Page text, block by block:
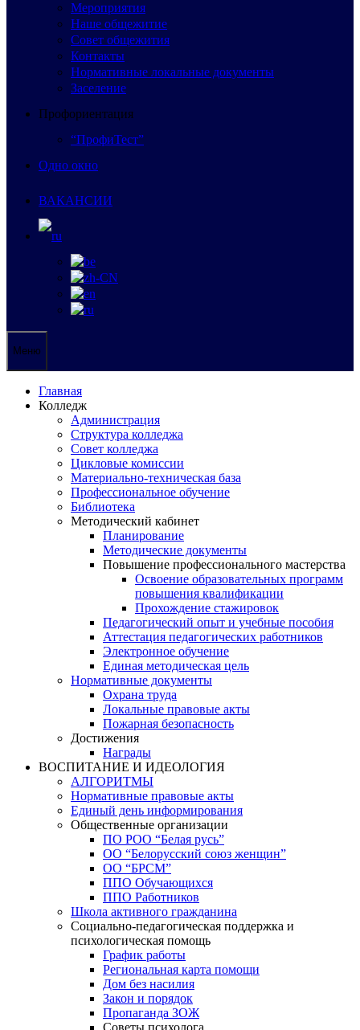
Мероприятия
Наше общежитие
Совет общежития
Контакты
Нормативные локальные документы
Заселение
Профориентация
“ПрофиТест”
Одно окно
ВАКАНСИИ
Меню
Главная
Колледж
Администрация
Структура колледжа
Совет колледжа
Цикловые комиссии
Материально-техническая база
Профессиональное обучение
Библиотека
Методический кабинет
Планирование
Методические документы
Повышение профессионального мастерства
Освоение образовательных программ
повышения квалификации
Прохождение стажировок
Педагогический опыт и учебные пособия
Аттестация педагогических работников
Электронное обучение
Единая методическая цель
Нормативные документы
Охрана труда
Локальные правовые акты
Пожарная безопасность
Достижения
Награды
ВОСПИТАНИЕ И ИДЕОЛОГИЯ
АЛГОРИТМЫ
Нормативные правовые акты
Единый день информирования
Общественные организации
ПО РОО “Белая русь”
ОО “Белорусский союз женщин”
ОО “БРСМ”
ППО Обучающихся
ППО Работников
Школа активного гражданина
Социально-педагогическая поддержка и
психологическая помощь
График работы
Региональная карта помощи
Дом без насилия
Закон и порядок
Пропаганда ЗОЖ
Советы психолога